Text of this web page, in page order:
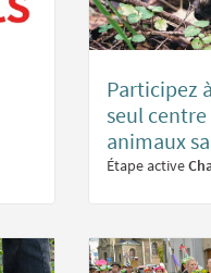
Participez
seul
animaux
Étape active